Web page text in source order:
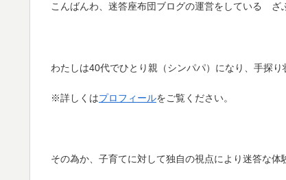
こんばんわ、迷答座布団ブログの運営をしている ざ
わたしは40代でひとり親（シンパパ）になり、手探
※詳しくはプロフィールをご覧ください。
その為か、子育てに対して独自の視点により迷答な